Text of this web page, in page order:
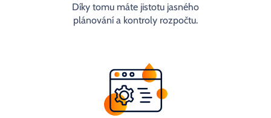
Díky tomu máte jistotu jasného
plánování a kontroly rozpočtu.